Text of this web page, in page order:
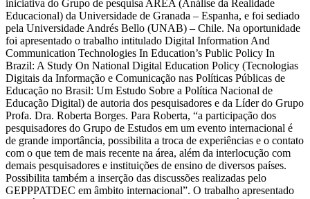
iniciativa do Grupo de pesquisa AREA (Análise da Realidade
Educacional) da Universidade de Granada – Espanha, e foi sediado
pela Universidade Andrés Bello (UNAB) – Chile. Na oportunidade
foi apresentado o trabalho intitulado Digital Information And
Communication Technologies In Education’s Public Policy In
Brazil: A Study On National Digital Education Policy (Tecnologias
Digitais da Informação e Comunicação nas Políticas Públicas de
Educação no Brasil: Um Estudo Sobre a Política Nacional de
Educação Digital) de autoria dos pesquisadores e da Líder do Grupo
Profa. Dra. Roberta Borges. Para Roberta, “a participação dos
pesquisadores do Grupo de Estudos em um evento internacional é
de grande importância, possibilita a troca de experiências e o contato
com o que tem de mais recente na área, além da interlocução com
demais pesquisadores e instituições de ensino de diversos países.
Possibilita também a inserção das discussões realizadas pelo
GEPPPATDEC em âmbito internacional”. O trabalho apresentado